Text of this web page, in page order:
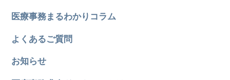
医療事務まるわかりコラム
よくあるご質問
お知らせ